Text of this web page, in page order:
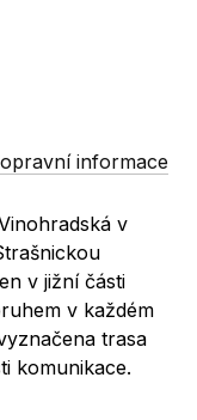
informace
v
v jižní části
v každém
trasa
komunikace.